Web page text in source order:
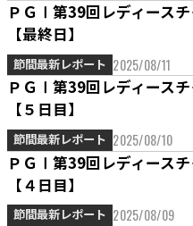
ＰＧⅠ第39回レディース
【最終日】
節間最新レポート 2025/08/11
ＰＧⅠ第39回レディース
【５日目】
節間最新レポート 2025/08/10
ＰＧⅠ第39回レディース
【４日目】
節間最新レポート 2025/08/09